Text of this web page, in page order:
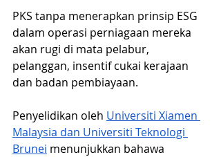
PKS tanpa menerapkan prinsip ESG
dalam operasi perniagaan mereka
akan rugi di mata pelabur,
pelanggan, insentif cukai kerajaan
dan badan pembiayaan.
Penyelidikan oleh Universiti Xiamen
Malaysia dan Universiti Teknologi
Brunei menunjukkan bahawa